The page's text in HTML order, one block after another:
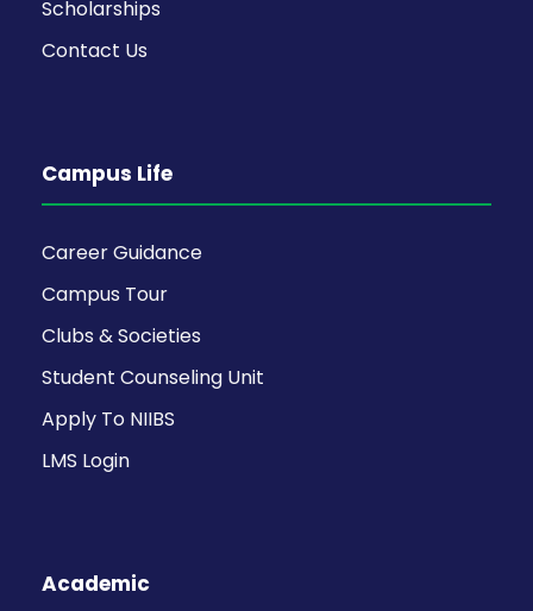
Scholarships
Contact Us
Campus Life
Career Guidance
Campus Tour
Clubs & Societies
Student Counseling Unit
Apply To NIIBS
LMS Login
Academic